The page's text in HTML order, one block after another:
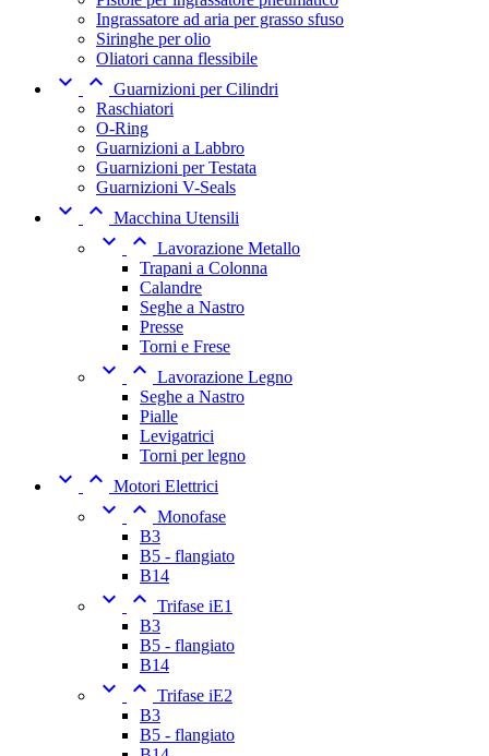
Ingrassatore ad aria per grasso sfuso
Siringhe per olio
Oliatori canna flessibile
  Guarnizioni per Cilindri
Raschiatori
O-Ring
Guarnizioni a Labbro
Guarnizioni per Testata
Guarnizioni V-Seals
  Macchina Utensili
  Lavorazione Metallo
Trapani a Colonna
Calandre
Seghe a Nastro
Presse
Torni e Frese
  Lavorazione Legno
Seghe a Nastro
Pialle
Levigatrici
Torni per legno
  Motori Elettrici
  Monofase
B3
B5 - flangiato
B14
  Trifase iE1
B3
B5 - flangiato
B14
  Trifase iE2
B3
B5 - flangiato